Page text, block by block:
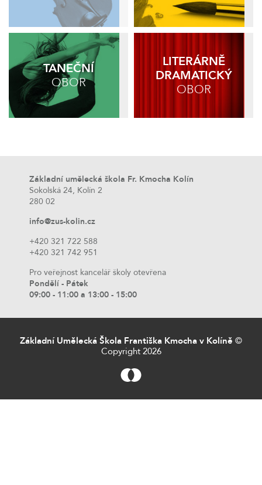
TANEČNÍ
OBOR
LITERÁRNĚ
DRAMATICKÝ
OBOR
Základní umělecká škola Fr. Kmocha Kolín
Sokolská 24, Kolín 2
280 02
info@zus-kolin.cz
+420 321 722 588
+420 321 742 951
Pro veřejnost kancelář školy otevřena
Pondělí - Pátek
09:00 - 11:00 a 13:00 - 15:00
Základní Umělecká Škola Františka Kmocha v Kolíně ©
Copyright 2026